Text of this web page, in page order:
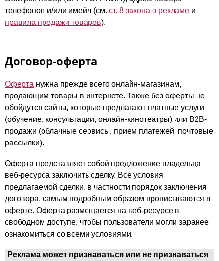
телефонов и/или имейл (см. ст. 8 закона о рекламе и
правила продажи товаров).
Договор-оферта
Оферта нужна прежде всего онлайн-магазинам,
продающим товары в интернете. Также без оферты не
обойдутся сайты, которые предлагают платные услуги
(обучение, консультации, онлайн-кинотеатры) или B2B-
продажи (облачные сервисы, прием платежей, почтовые
рассылки).
Оферта представляет собой предложение владельца
веб-ресурса заключить сделку. Все условия
предлагаемой сделки, в частности порядок заключения
договора, самым подробным образом прописываются в
оферте. Оферта размещается на веб-ресурсе в
свободном доступе, чтобы пользователи могли заранее
ознакомиться со всеми условиями.
Реклама может признаваться или не признаваться